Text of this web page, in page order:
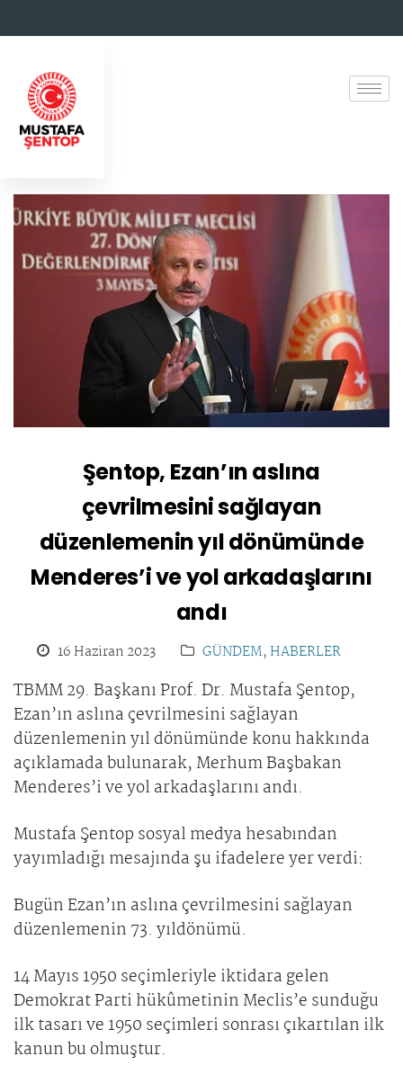
Şentop, Ezan’ın aslına
çevrilmesini sağlayan
düzenlemenin yıl dönümünde
Menderes’i ve yol arkadaşlarını
andı
16 Haziran 2023 GÜNDEM,HABERLER
TBMM 29. Başkanı Prof. Dr. Mustafa Şentop,
Ezan’ın aslına çevrilmesini sağlayan
düzenlemenin yıl dönümünde konu hakkında
açıklamada bulunarak, Merhum Başbakan
Menderes’i ve yol arkadaşlarını andı.
Mustafa Şentop sosyal medya hesabından
yayımladığı mesajında şu ifadelere yer verdi:
Bugün Ezan’ın aslına çevrilmesini sağlayan
düzenlemenin 73. yıldönümü.
14 Mayıs 1950 seçimleriyle iktidara gelen
Demokrat Parti hükûmetinin Meclis’e sunduğu
ilk tasarı ve 1950 seçimleri sonrası çıkartılan ilk
kanun bu olmuştur.